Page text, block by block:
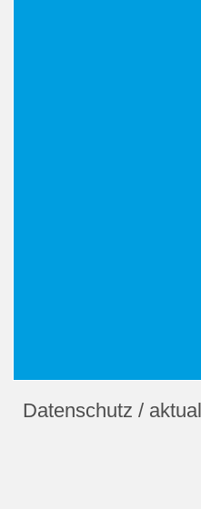
Datenschutz /